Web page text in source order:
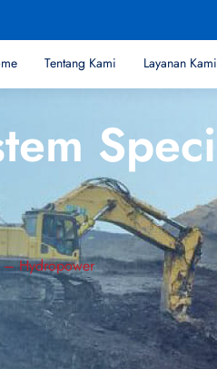
Tentang Kami Layanan Kami
– Hydropower